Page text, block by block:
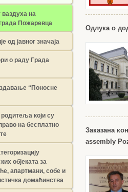
ваздуха на
Пожаревца
од јавног значаја
о раду Града
“Поносне
који су
на бесплатно
објеката за
апартмани, собе и
домаћинства
Одлука о
Заказана
assembly